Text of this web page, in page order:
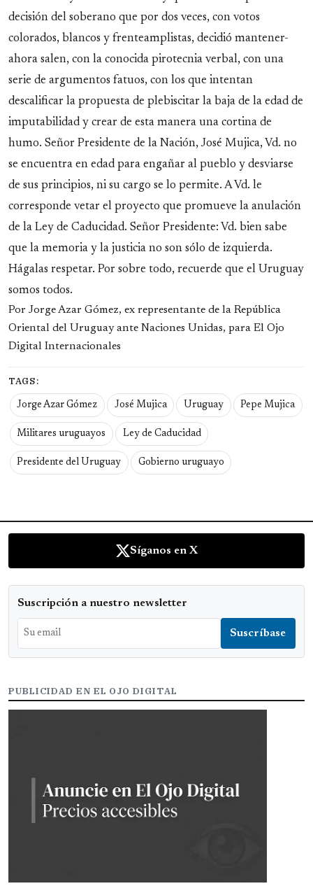
decisión del soberano que por dos veces, con votos
colorados, blancos y frenteamplistas, decidió mantener-
ahora salen, con la conocida pirotecnia verbal, con una
serie de argumentos fatuos, con los que intentan
descalificar la propuesta de plebiscitar la baja de la edad de
imputabilidad y crear de esta manera una cortina de
humo. Señor Presidente de la Nación, José Mujica, Vd. no
se encuentra en edad para engañar al pueblo y desviarse
de sus principios, ni su cargo se lo permite. A Vd. le
corresponde vetar el proyecto que promueve la anulación
de la Ley de Caducidad. Señor Presidente: Vd. bien sabe
que la memoria y la justicia no son sólo de izquierda.
Hágalas respetar. Por sobre todo, recuerde que el Uruguay
somos todos.
Por Jorge Azar Gómez, ex representante de la República
Oriental del Uruguay ante Naciones Unidas, para El Ojo
Digital Internacionales
TAGS:
Jorge Azar Gómez José Mujica Uruguay Pepe Mujica
Militares uruguayos Ley de Caducidad
Presidente del Uruguay Gobierno uruguayo
Síganos en X
Suscripción a nuestro newsletter
PUBLICIDAD EN EL OJO DIGITAL